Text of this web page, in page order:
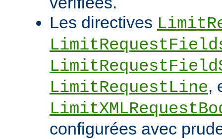
Les directives
LimitRequestLine,
configurées avec